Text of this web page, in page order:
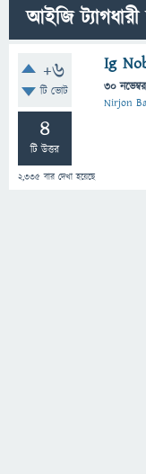
আইজি ট্যাগধারী
+6
টি ভোট
4
টি উত্তর
2,335 বার দেখা হয়েছে
Ig
30
Nirjon